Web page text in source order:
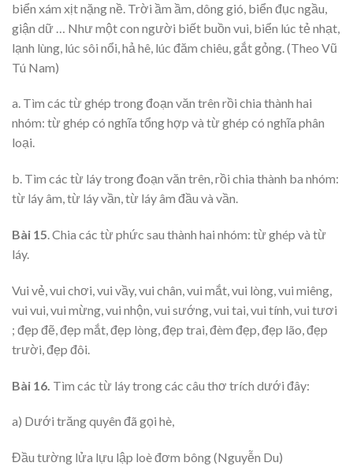
biển xám xịt nặng nề. Trời ầm ầm, dông gió, biển đục ngầu,
giận dữ … Như một con người biết buồn vui, biển lúc tẻ nhạt,
lạnh lùng, lúc sôi nổi, hả hê, lúc đăm chiêu, gắt gỏng. (Theo Vũ
Tú Nam)
a. Tìm các từ ghép trong đoạn văn trên rồi chia thành hai
nhóm: từ ghép có nghĩa tổng hợp và từ ghép có nghĩa phân
loại.
b. Tìm các từ láy trong đoạn văn trên, rồi chia thành ba nhóm:
từ láy âm, từ láy vần, từ láy âm đầu và vần.
Bài 15. Chia các từ phức sau thành hai nhóm: từ ghép và từ
láy.
Vui vẻ, vui chơi, vui vầy, vui chân, vui mắt, vui lòng, vui miêng,
vui vui, vui mừng, vui nhộn, vui sướng, vui tai, vui tính, vui tươi
; đẹp đẽ, đẹp mắt, đẹp lòng, đẹp trai, đèm đẹp, đẹp lão, đẹp
trười, đẹp đôi.
Bài 16. Tìm các từ láy trong các câu thơ trích dưới đây:
a) Dưới trăng quyên đã gọi hè,
Đầu tường lửa lựu lập loè đơm bông (Nguyễn Du)